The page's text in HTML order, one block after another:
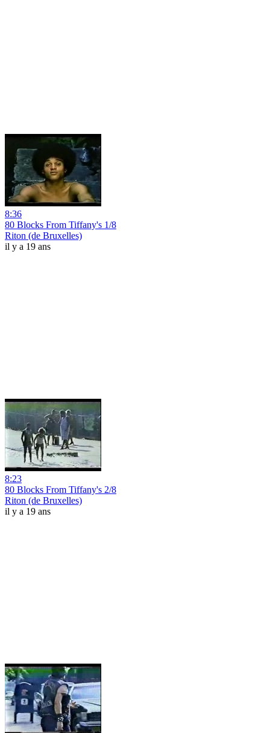
8:36
80 Blocks From Tiffany's 1/8
Riton (de Bruxelles)
il y a 19 ans
8:23
80 Blocks From Tiffany's 2/8
Riton (de Bruxelles)
il y a 19 ans